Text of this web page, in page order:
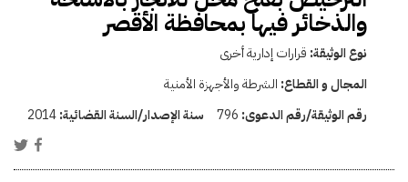
والذخائر فيها بمحافظة الأقصر
نوع الوثيقة: قرارات إدارية أخرى
المجال و القطاع: الشرطة والأجهزة الأمنية
رقم الوثيقة/رقم الدعوى: 796 سنة الإصدار/السنة القضائية:2014